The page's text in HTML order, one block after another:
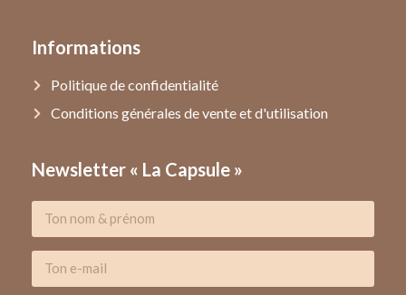
Informations
Politique de confidentialité
Conditions générales de vente et d'utilisation
Newsletter « La Capsule »